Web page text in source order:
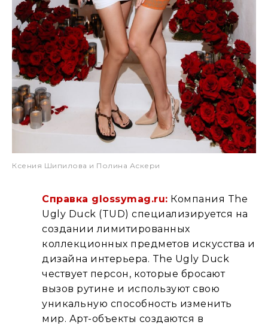
Ксения Шипилова и Полина Аскери
Справка glossymag.ru: Компания The
Ugly Duck (TUD) специализируется на
создании лимитированных
коллекционных предметов искусства и
дизайна интерьера. The Ugly Duck
чествует персон, которые бросают
вызов рутине и используют свою
уникальную способность изменить
мир. Арт-объекты создаются в